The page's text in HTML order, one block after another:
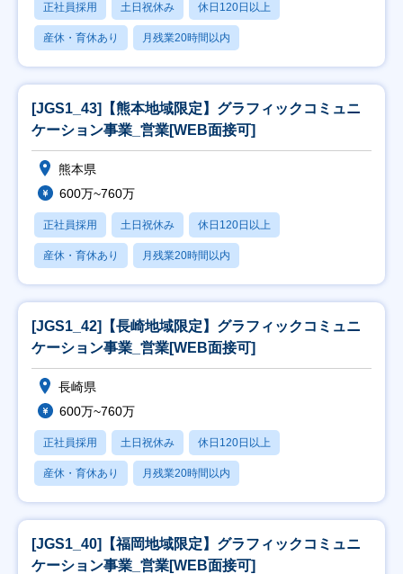
正社員採用 土日祝休み 休日120日以上
産休・育休あり 月残業20時間以内
[JGS1_43]【熊本地域限定】グラフィックコミュニ
ケーション事業_営業[WEB面接可]
熊本県
600万~760万
正社員採用 土日祝休み 休日120日以上
産休・育休あり 月残業20時間以内
[JGS1_42]【長崎地域限定】グラフィックコミュニ
ケーション事業_営業[WEB面接可]
長崎県
600万~760万
正社員採用 土日祝休み 休日120日以上
産休・育休あり 月残業20時間以内
[JGS1_40]【福岡地域限定】グラフィックコミュニ
ケーション事業_営業[WEB面接可]